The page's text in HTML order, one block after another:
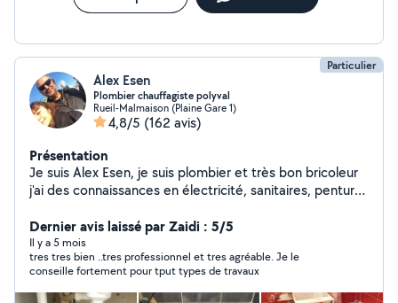
Particulier
Alex Esen
Plombier chauffagiste polyval
Rueil-Malmaison (Plaine Gare 1)
4,8/5 (162 avis)
Présentation
Je suis Alex Esen, je suis plombier et très bon bricoleur
j'ai des connaissances en électricité, sanitaires, penture
équipée
Dernier avis laissé par Zaidi : 5/5
Il y a 5 mois
tres tres bien ..tres professionnel et tres agréable. Je le
conseille fortement pour tput types de travaux